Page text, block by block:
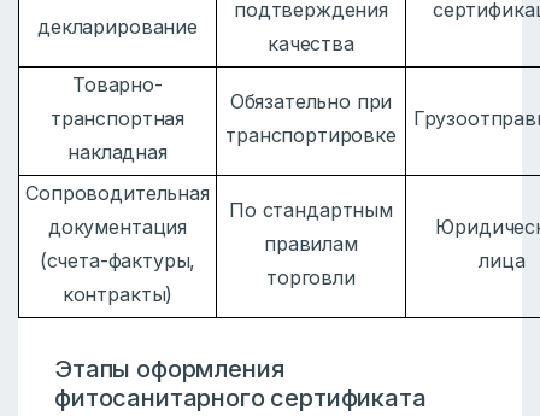
декларирование
подтверждения
качества
Товарно-
транспортная
накладная
Обязательно при
транспортировке
Сопроводительная
документация
(счета-фактуры,
контракты)
По стандартным
правилам
торговли
лица
Этапы оформления
фитосанитарного сертификата